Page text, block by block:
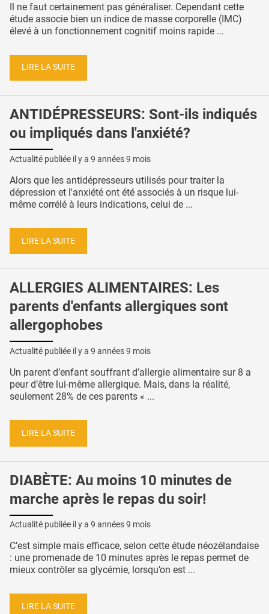
Il ne faut certainement pas généraliser. Cependant cette
étude associe bien un indice de masse corporelle (IMC)
élevé à un fonctionnement cognitif moins rapide ...
LIRE LA SUITE
ANTIDÉPRESSEURS: Sont-ils indiqués
ou impliqués dans l'anxiété?
Actualité publiée il y a 9 années 9 mois
Alors que les antidépresseurs utilisés pour traiter la
dépression et l'anxiété ont été associés à un risque lui-
même corrélé à leurs indications, celui de ...
LIRE LA SUITE
ALLERGIES ALIMENTAIRES: Les
parents d'enfants allergiques sont
allergophobes
Actualité publiée il y a 9 années 9 mois
Un parent d’enfant souffrant d’allergie alimentaire sur 8 a
peur d’être lui-même allergique. Mais, dans la réalité,
seulement 28% de ces parents « ...
LIRE LA SUITE
DIABÈTE: Au moins 10 minutes de
marche après le repas du soir!
Actualité publiée il y a 9 années 9 mois
C’est simple mais efficace, selon cette étude néozélandaise
: une promenade de 10 minutes après le repas permet de
mieux contrôler sa glycémie, lorsqu’on est ...
LIRE LA SUITE